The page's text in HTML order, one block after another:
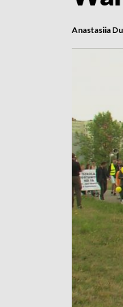
Anastasiia